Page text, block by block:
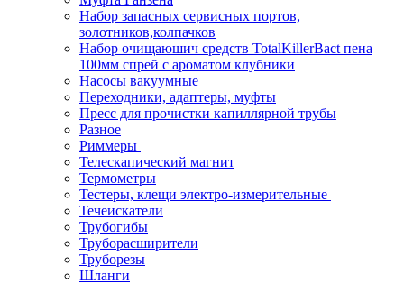
Набор запасных сервисных портов,
золотников,колпачков
Набор очищаюшич средств TotalKillerBact пена
100мм спрей с ароматом клубники
Насосы вакуумные
Переходники, адаптеры, муфты
Пресс для прочистки капиллярной трубы
Разное
Риммеры
Телескапический магнит
Термометры
Тестеры, клещи электро-измерительные
Течеискатели
Трубогибы
Труборасширители
Труборезы
Шланги